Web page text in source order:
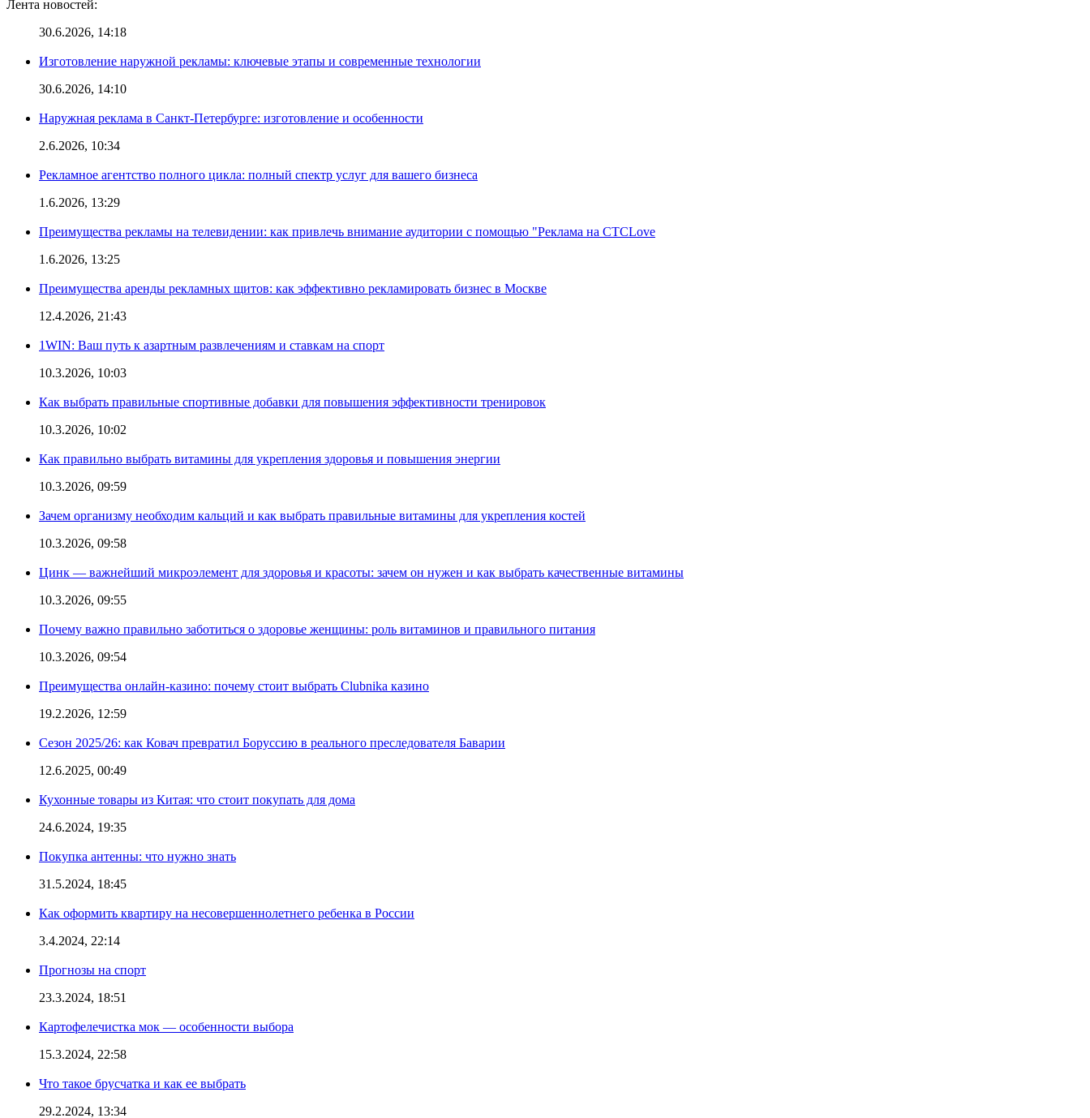
Лента новостей:
30.6.2026, 14:18
Изготовление наружной рекламы: ключевые этапы и современные технологии
30.6.2026, 14:10
Наружная реклама в Санкт-Петербурге: изготовление и особенности
2.6.2026, 10:34
Рекламное агентство полного цикла: полный спектр услуг для вашего бизнеса
1.6.2026, 13:29
Преимущества рекламы на телевидении: как привлечь внимание аудитории с помощью "Реклама на СТСLove
1.6.2026, 13:25
Преимущества аренды рекламных щитов: как эффективно рекламировать бизнес в Москве
12.4.2026, 21:43
1WIN: Ваш путь к азартным развлечениям и ставкам на спорт
10.3.2026, 10:03
Как выбрать правильные спортивные добавки для повышения эффективности тренировок
10.3.2026, 10:02
Как правильно выбрать витамины для укрепления здоровья и повышения энергии
10.3.2026, 09:59
Зачем организму необходим кальций и как выбрать правильные витамины для укрепления костей
10.3.2026, 09:58
Цинк — важнейший микроэлемент для здоровья и красоты: зачем он нужен и как выбрать качественные витамины
10.3.2026, 09:55
Почему важно правильно заботиться о здоровье женщины: роль витаминов и правильного питания
10.3.2026, 09:54
Преимущества онлайн-казино: почему стоит выбрать Clubnika казино
19.2.2026, 12:59
Сезон 2025/26: как Ковач превратил Боруссию в реального преследователя Баварии
12.6.2025, 00:49
Кухонные товары из Китая: что стоит покупать для дома
24.6.2024, 19:35
Покупка антенны: что нужно знать
31.5.2024, 18:45
Как оформить квартиру на несовершеннолетнего ребенка в России
3.4.2024, 22:14
Прогнозы на спорт
23.3.2024, 18:51
Картофелечистка мок — особенности выбора
15.3.2024, 22:58
Что такое брусчатка и как ее выбрать
29.2.2024, 13:34